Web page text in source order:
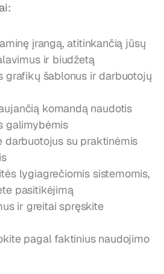
įrangą, atitinkančią jūsų
ir biudžetą
grafikų šablonus ir darbuotojų
komandą naudotis
galimybėmis
darbuotojus su praktinėmis
lygiagrečiomis sistemomis,
pasitikėjimą
ir greitai spręskite
pagal faktinius naudojimo